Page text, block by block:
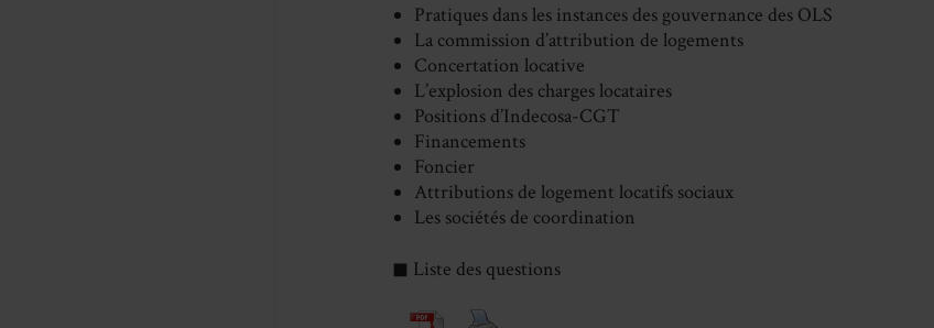
Pratiques dans les instances des gouvernance des OLS
La commission d’attribution de logements
Concertation locative
L’explosion des charges locataires
Positions d’Indecosa-CGT
Financements
Foncier
Attributions de logement locatifs sociaux
Les sociétés de coordination
◼ Liste des questions